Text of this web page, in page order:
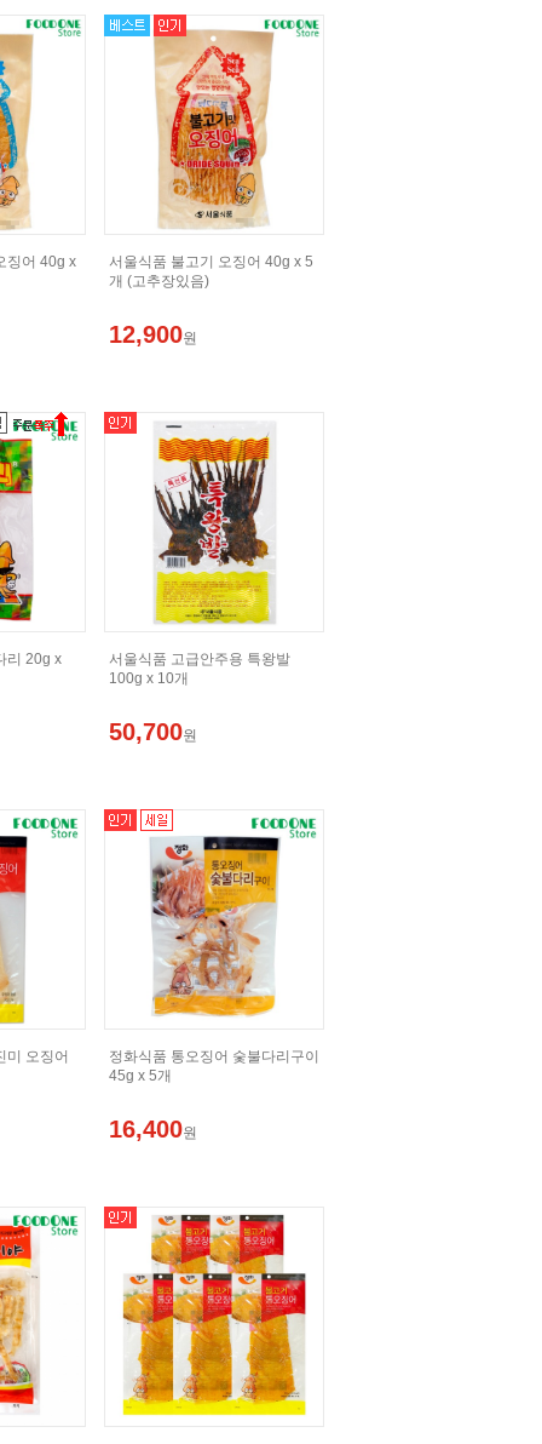
징어 40g x
서울식품 불고기 오징어 40g x 5
개 (고추장있음)
12,900원
리 20g x
서울식품 고급안주용 특왕발
100g x 10개
50,700원
미 오징어
정화식품 통오징어 숯불다리구이
45g x 5개
16,400원